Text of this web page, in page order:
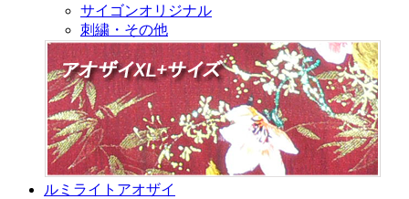
サイゴンオリジナル
刺繍・その他
ルミライトアオザイ